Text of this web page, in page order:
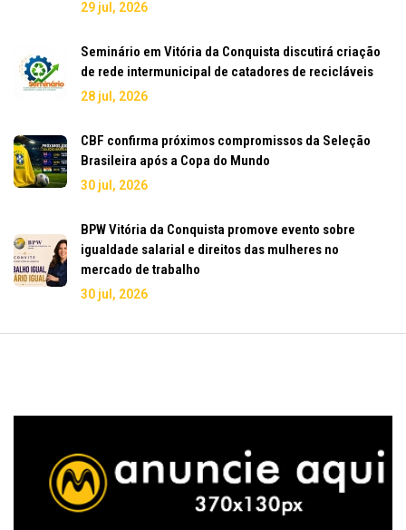
29 jul, 2026
Seminário em Vitória da Conquista discutirá criação
de rede intermunicipal de catadores de recicláveis
28 jul, 2026
CBF confirma próximos compromissos da Seleção
Brasileira após a Copa do Mundo
30 jul, 2026
BPW Vitória da Conquista promove evento sobre
igualdade salarial e direitos das mulheres no
mercado de trabalho
30 jul, 2026